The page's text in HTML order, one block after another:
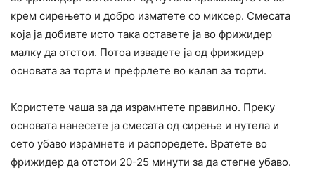
крем сирењето и добро изматете со миксер. Смесата
која ја добивте исто така оставете ја во фрижидер
малку да отстои. Потоа извадете ја од фрижидер
основата за торта и префрлете во калап за торти.
Користете чаша за да израмнтете правилно. Преку
основата нанесете ја смесата од сирење и нутела и
сето убаво израмнете и распоредете. Вратете во
фрижидер да отстои 20-25 минути за да стегне убаво.